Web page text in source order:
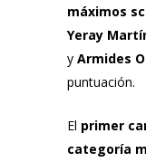
máximos
Yeray
y Armides
puntuación.
El primer
categoría